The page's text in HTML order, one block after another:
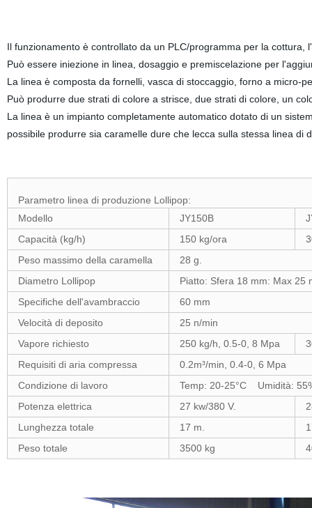
Il funzionamento è controllato da un PLC/programma per la cottura,
Può essere iniezione in linea, dosaggio e premiscelazione per
La linea è composta da fornelli, vasca di stoccaggio, forno a micro-
Può produrre due strati di colore a strisce, due strati di colore, un
La linea è un impianto completamente automatico dotato di un
possibile produrre sia caramelle dure che lecca sulla stessa linea di
Parametro linea di produzione Lollipop:
Modello
JY150B
Capacità (kg/h)
150 kg/ora
Peso massimo della caramella
28 g.
Diametro Lollipop
Piatto: Sfera 18 mm: Max 25
Specifiche dell'avambraccio
60 mm
Velocità di deposito
25 n/min
Vapore richiesto
250 kg/h, 0.5-0, 8 Mpa
Requisiti di aria compressa
0.2m³/min, 0.4-0, 6 Mpa
Condizione di lavoro
Temp: 20-25°C Umidità:
Potenza elettrica
27 kw/380 V.
Lunghezza totale
17 m.
Peso totale
3500 kg